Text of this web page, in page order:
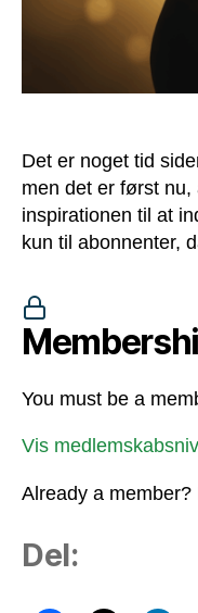
Det er noget tid
men det er først
inspirationen til at
kun til abonnenter,
You must be a
Vis
Already a member?
Del: